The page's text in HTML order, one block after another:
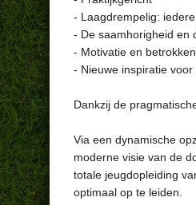
- Laagdrempelig:
- De saamhorigheid en
- Motivatie en
- Nieuwe inspiratie voor
Dankzij de
Via een dynamische
moderne visie van de
totale jeugdopleiding
optimaal op te leiden.